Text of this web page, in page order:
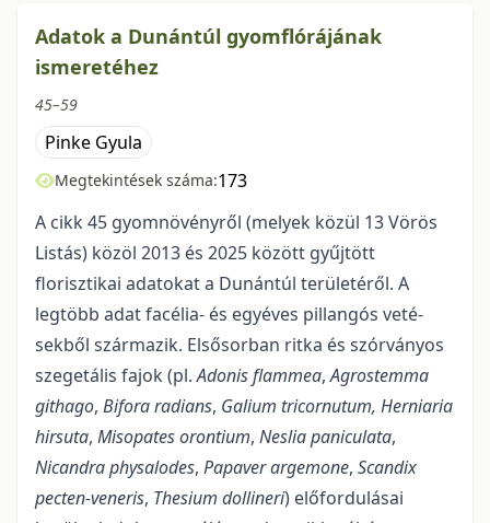
Adatok a Dunántúl gyomflórájának
ismeretéhez
45–59
Pinke Gyula
Megtekintések száma:173
A cikk 45 gyomnövényről (melyek közül 13 Vörös
Listás) közöl 2013 és 2025 között gyűjtött
florisztikai adatokat a Dunántúl területéről. A
legtöbb adat facélia- és egyéves pillangós veté­
sekből származik. Elsősorban ritka és szórványos
szegetális fajok (pl.Adonis flammea,Agrostemma
githago, Bifora radians, Galium tricornutum, Herniaria
hirsuta, Misopates orontium, Neslia paniculata,
Nicandra physalodes, Papaver argemone, Scandix
pecten-veneris, Thesium dollineri) előfordulásai